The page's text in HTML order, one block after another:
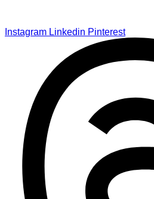
Instagram Linkedin Pinterest